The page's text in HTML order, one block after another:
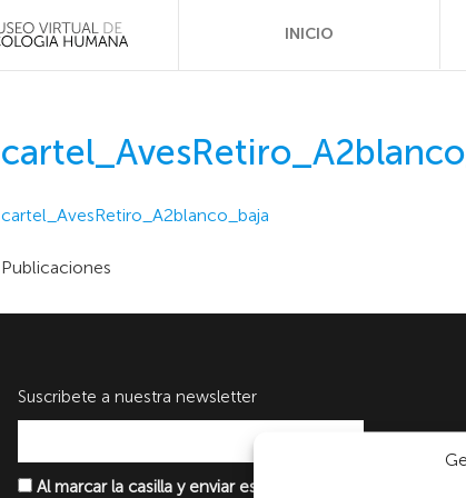
INICIO
cartel_AvesRetiro_A2blanco_baja
Publicaciones
Suscribete a nuestra newsletter
Al marcar la casilla y enviar este formulario, usted